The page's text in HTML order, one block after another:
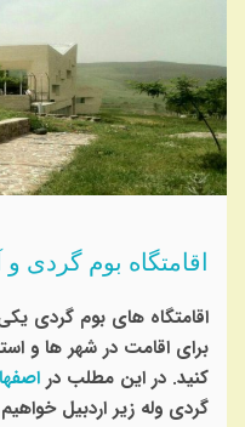
اقامتگاه بوم گردی و
اقامتگاه های بوم گردی
برای اقامت در شهر ها و
کنید. در این مطلب در
گردی وله زیر اردبیل